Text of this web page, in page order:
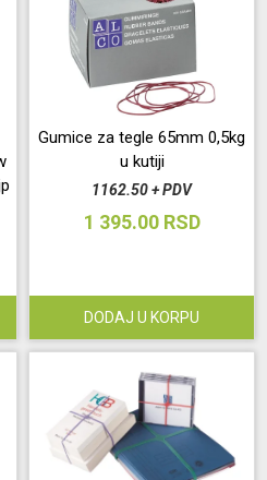
Gumice za tegle 65mm 0,5kg
u kutiji
1162.50 + PDV
1 395.00 RSD
DODAJ U KORPU